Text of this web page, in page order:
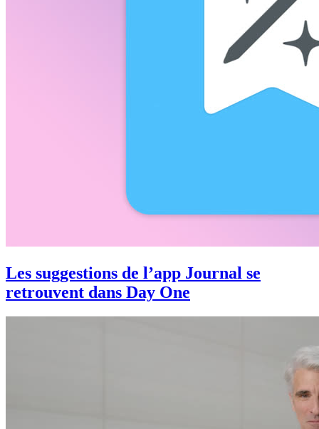
Les suggestions de l’app Journal se
retrouvent dans Day One